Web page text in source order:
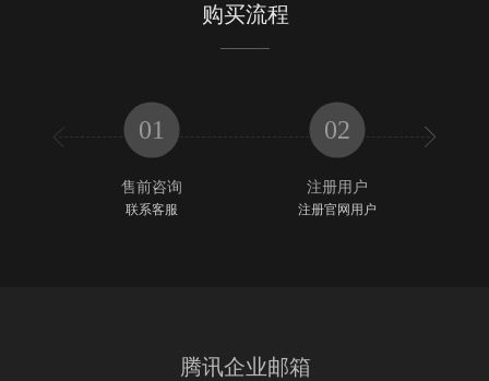
购买流程
01
售前咨询
联系客服
02
注册用户
注册官网用户
 
腾讯企业邮箱